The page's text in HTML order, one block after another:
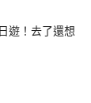
遊！去了還想